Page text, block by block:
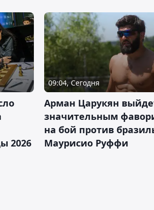
2026
09:04, Сегодня
Арман Царукян
значительным
на бой против
Маурисио Руффи